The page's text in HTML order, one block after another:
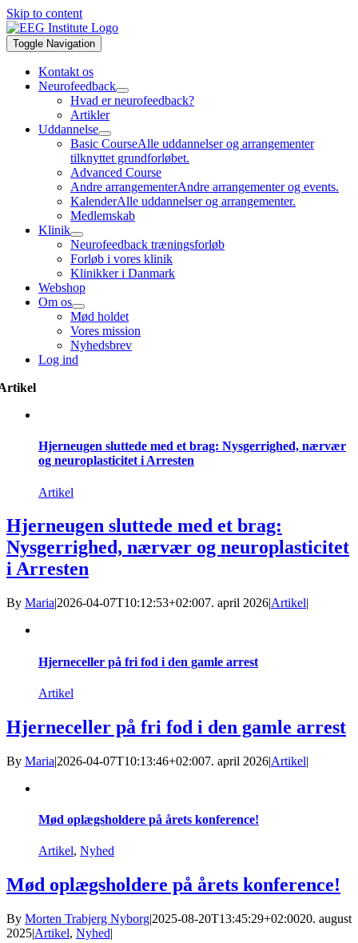
Skip to content
Toggle Navigation
Kontakt os
Neurofeedback
Hvad er neurofeedback?
Artikler
Uddannelse
Basic CourseAlle uddannelser og arrangementer
tilknyttet grundforløbet.
Advanced Course
Andre arrangementerAndre arrangementer og events.
KalenderAlle uddannelser og arrangementer.
Medlemskab
Klinik
Neurofeedback træningsforløb
Forløb i vores klinik
Klinikker i Danmark
Webshop
Om os
Mød holdet
Vores mission
Nyhedsbrev
Log ind
Hjerneugen sluttede med et brag: Nysgerrighed, nærvær
og neuroplasticitet i Arresten
Artikel
Hjerneugen sluttede med et brag:
Nysgerrighed, nærvær og neuroplasticitet
i Arresten
By Maria|2026-04-07T10:12:53+02:007. april 2026|Artikel|
Hjerneceller på fri fod i den gamle arrest
Artikel
Hjerneceller på fri fod i den gamle arrest
By Maria|2026-04-07T10:13:46+02:007. april 2026|Artikel|
Mød oplægsholdere på årets konference!
Artikel, Nyhed
Mød oplægsholdere på årets konference!
By Morten Trabjerg Nyborg|2025-08-20T13:45:29+02:0020. august
2025|Artikel, Nyhed|